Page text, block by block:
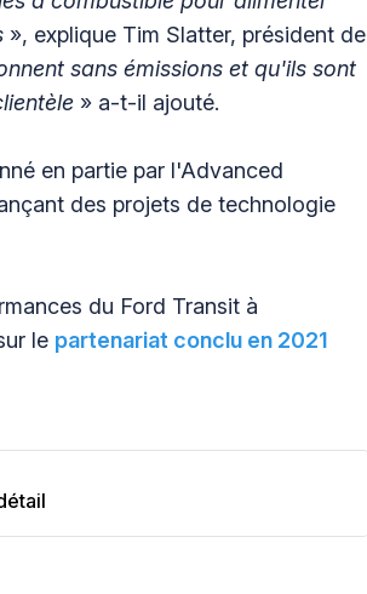
», explique Tim Slatter, président de
sans émissions et qu'ils sont
» a-t-il ajouté.
en partie par l'Advanced
des projets de technologie
du Ford Transit à
le partenariat conclu en 2021